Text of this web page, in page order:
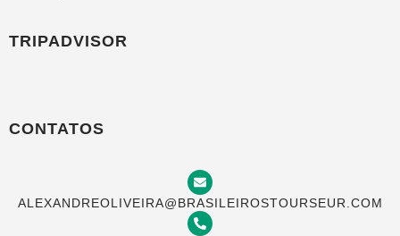
TRIPADVISOR
CONTATOS
ALEXANDREOLIVEIRA@BRASILEIROSTOURSEUR.COM